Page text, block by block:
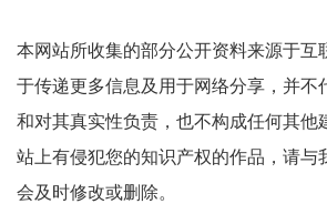
本网站所收集的部分公开资料来源于互
于传递更多信息及用于网络分享，并不
和对其真实性负责，也不构成任何其他
站上有侵犯您的知识产权的作品，请与
会及时修改或删除。